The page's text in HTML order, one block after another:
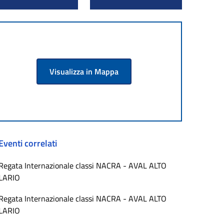
Visualizza in Mappa
correlati
Internazionale classi NACRA - AVAL ALTO
Internazionale classi NACRA - AVAL ALTO